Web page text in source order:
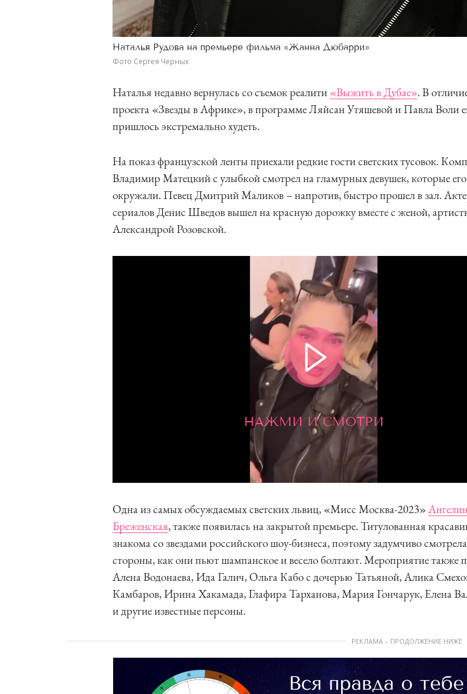
Наталья Рудова на премьере фильма «Жанна Дюбарри»
Фото Сергея Черных
Наталья недавно вернулась со съемок реалити «Выжить в Дубае». В
проекта «Звезды в Африке», в программе Ляйсан Утяшевой и Павла Воли
пришлось экстремально худеть.
На показ французской ленты приехали редкие гости светских тусовок.
Владимир Матецкий с улыбкой смотрел на гламурных девушек, которые его
окружали. Певец Дмитрий Маликов – напротив, быстро прошел в зал.
сериалов Денис Шведов вышел на красную дорожку вместе с женой,
Александрой Розовской.
НАЖМИ И СМОТРИ
Одна из самых обсуждаемых светских львиц, «Мисс Москва-2023»
Бреженская, также появилась на закрытой премьере. Титулованная
знакома со звездами российского шоу-бизнеса, поэтому задумчиво
стороны, как они пьют шампанское и весело болтают. Мероприятие также
Алена Водонаева, Ида Галич, Ольга Кабо с дочерью Татьяной, Алика
Камбаров, Ирина Хакамада, Глафира Тарханова, Мария Гончарук, Елена
и другие известные персоны.
РЕКЛАМА – ПРОДОЛЖЕНИЕ НИЖЕ